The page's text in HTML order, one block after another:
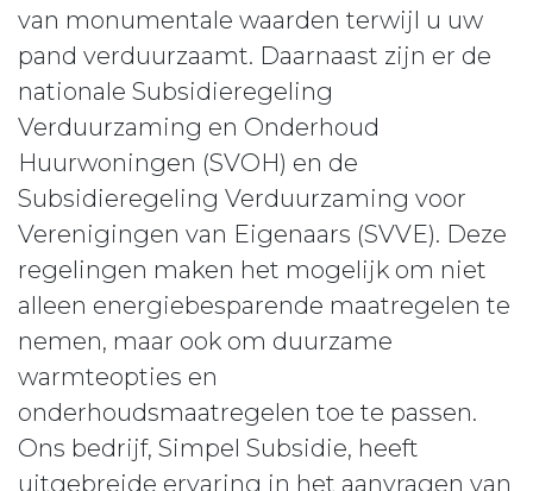
van monumentale waarden terwijl u uw
pand verduurzaamt. Daarnaast zijn er de
nationale Subsidieregeling
Verduurzaming en Onderhoud
Huurwoningen (SVOH) en de
Subsidieregeling Verduurzaming voor
Verenigingen van Eigenaars (SVVE). Deze
regelingen maken het mogelijk om niet
alleen energiebesparende maatregelen te
nemen, maar ook om duurzame
warmteopties en
onderhoudsmaatregelen toe te passen.
Ons bedrijf, Simpel Subsidie, heeft
uitgebreide ervaring in het aanvragen van